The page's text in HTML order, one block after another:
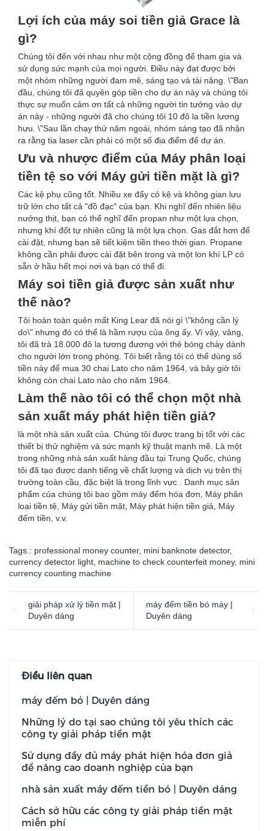
Lợi ích của máy soi tiền giả Grace là
gì?
Chúng tôi đến với nhau như một cộng đồng để tham gia và
sử dụng sức mạnh của mọi người. Điều này đạt được bởi
một nhóm những người đam mê, sáng tạo và tài năng. \"Ban
đầu, chúng tôi đã quyên góp tiền cho dự án này và chúng tôi
thực sự muốn cảm ơn tất cả những người tin tưởng vào dự
án này - những người đã cho chúng tôi 10 đô la tiền lương
hưu. \"Sau lần chạy thử năm ngoái, nhóm sáng tạo đã nhận
ra rằng tia laser cần phải có một số địa điểm để dự án.
Ưu và nhược điểm của Máy phân loại
tiền tệ so với Máy gửi tiền mặt là gì?
Các kệ phụ cũng tốt. Nhiều xe đẩy có kệ và không gian lưu
trữ lớn cho tất cả "đồ đạc" của bạn. Khi nghĩ đến nhiên liệu
nướng thịt, bạn có thể nghĩ đến propan như một lựa chọn,
nhưng khí đốt tự nhiên cũng là một lựa chọn. Gas đắt hơn để
cài đặt, nhưng bạn sẽ tiết kiệm tiền theo thời gian. Propane
không cần phải được cài đặt bên trong và một lon khí LP có
sẵn ở hầu hết mọi nơi và bạn có thể đi.
Máy soi tiền giả được sản xuất như
thế nào?
Tôi hoàn toàn quên mất King Lear đã nói gì \"không cần lý
do\" nhưng đó có thể là hầm rượu của ông ấy. Vì vậy, vâng,
tôi đã trả 18.000 đô la tương đương với thẻ bóng chày dành
cho người lớn trong phòng. Tôi biết rằng tôi có thể dùng số
tiền này để mua 30 chai Lato cho năm 1964, và bây giờ tôi
không còn chai Lato nào cho năm 1964.
Làm thế nào tôi có thể chọn một nhà
sản xuất máy phát hiện tiền giả?
là một nhà sản xuất của. Chúng tôi được trang bị tốt với các
thiết bị thử nghiệm và sức mạnh kỹ thuật mạnh mẽ. Là một
trong những nhà sản xuất hàng đầu tại Trung Quốc, chúng
tôi đã tạo được danh tiếng về chất lượng và dịch vụ trên thị
trường toàn cầu, đặc biệt là trong lĩnh vực . Danh mục sản
phẩm của chúng tôi bao gồm máy đếm hóa đơn, Máy phân
loại tiền tệ, Máy gửi tiền mặt, Máy phát hiện tiền giả, Máy
đếm tiền, v.v.
Tags.: professional money counter, mini banknote detector,
currency detector light, machine to check counterfeit money, mini
currency counting machine
giải pháp xử lý tiền mặt |
Duyên dáng
máy đếm tiền bó máy |
Duyên dáng
Điều liên quan
máy đếm bó | Duyên dáng
Những lý do tại sao chúng tôi yêu thích các
công ty giải pháp tiền mặt
Sử dụng đầy đủ máy phát hiện hóa đơn giả
để nâng cao doanh nghiệp của bạn
nhà sản xuất máy đếm tiền bó | Duyên dáng
Cách sở hữu các công ty giải pháp tiền mặt
miễn phí